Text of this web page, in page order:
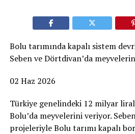
Bolu tarımında kapalı sistem
Seben ve Dörtdivan’da
02 Haz 2026
Türkiye genelindeki 12 milyar
Bolu’da meyvelerini veriyor.
projeleriyle Bolu tarımı kapalı